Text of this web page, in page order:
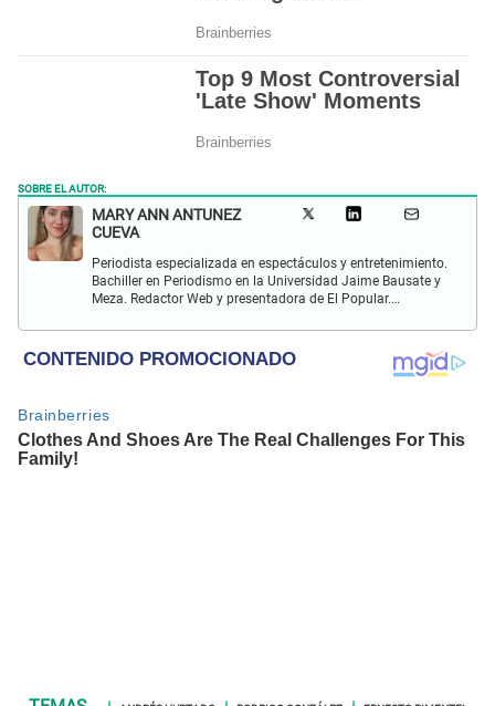
SOBRE EL AUTOR:
MARY ANN ANTUNEZ
CUEVA
Periodista especializada en espectáculos y entretenimiento.
Bachiller en Periodismo en la Universidad Jaime Bausate y
Meza. Redactor Web y presentadora de El Popular.
y espectáculos internacional.